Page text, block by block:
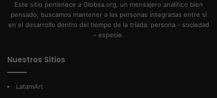
Este sitio pertenece a Globsa.org, un mensajero analítico bien
pensado, buscamos mantener a las personas integradas entre sí
en el desarrollo dentro del tiempo de la tríada: persona - sociedad
- especie.
Nuestros Sitios
LatamArt